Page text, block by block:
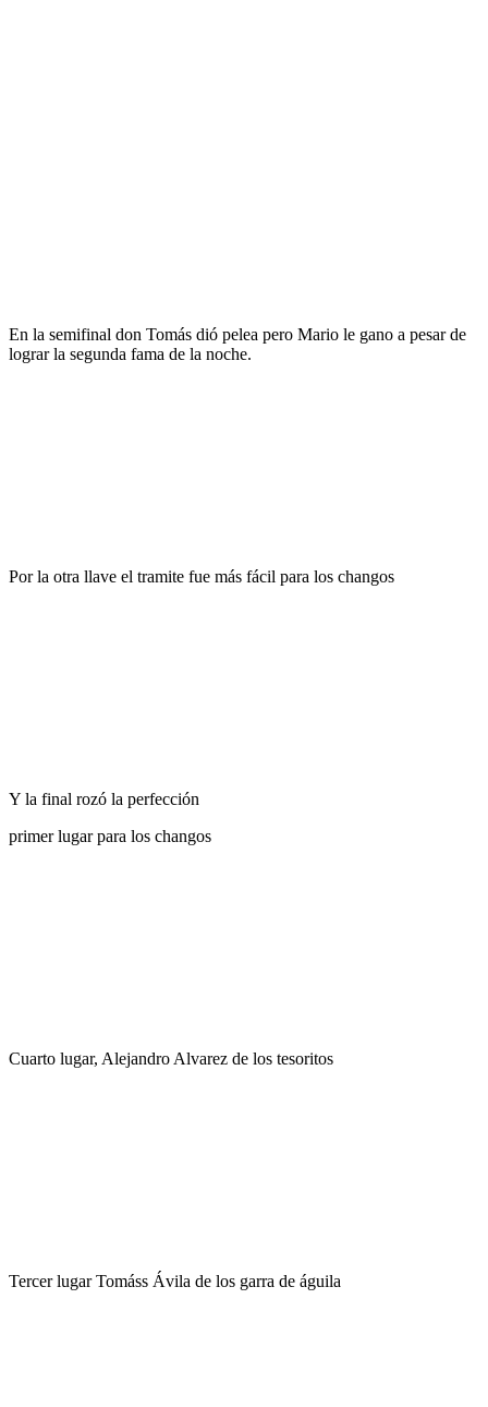
En la semifinal don Tomás dió pelea pero Mario le gano a pesar de
lograr la segunda fama de la noche.
Por la otra llave el tramite fue más fácil para los changos
Y la final rozó la perfección
primer lugar para los changos
Cuarto lugar, Alejandro Alvarez de los tesoritos
Tercer lugar Tomáss Ávila de los garra de águila